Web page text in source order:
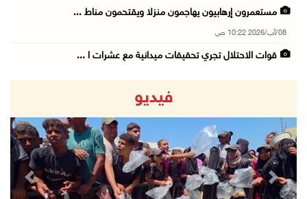
مستعمرون إرهابيون يهاجمون منزلا ويقتحمون مناط ...
08/آب/2026 10:22 ص
قوات الاحتلال تجري تحقيقات ميدانية مع عشرات ا ...
تقرير: خطاب الكراهية والتحريض يتصاعد في أوساط ...
08/آب/2026 10:10 ص
الاحتلال ينصب حاجزا عسكريا في نعلين غرب رام ا ...
08/آب/2026 09:38 ص
3 إصابات برصاص الاحتلال شمال خان يونس
فيديو
Next